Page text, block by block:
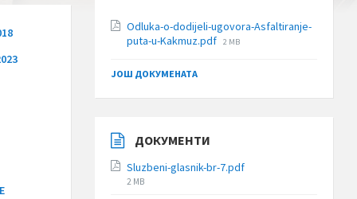
Odluka-o-dodijeli-ugovora-Asfaltiranje-
puta-u-Kakmuz.pdf File
2 MB
ЈОШ ДОКУМЕНАТА
ДОКУМЕНТИ
Sluzbeni-glasnik-br-7.pdf
File
2 MB